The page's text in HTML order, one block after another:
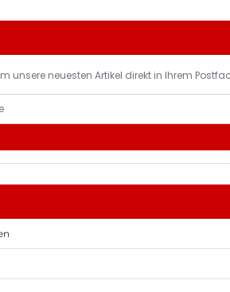
unsere neuesten Artikel direkt in Ihrem